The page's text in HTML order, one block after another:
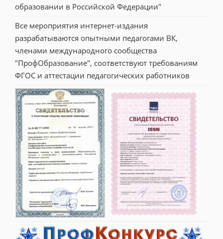
образовании в Российской Федерации"
Все мероприятия интернет-издания
разрабатываются опытными педагогами ВК,
членами международного сообщества
"ПрофОбразование", соответствуют требованиям
ФГОС и аттестации педагогических работников